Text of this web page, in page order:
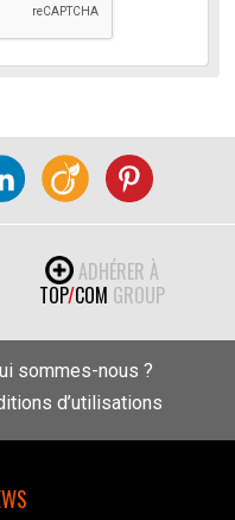
ADHÉRER À
TOP/COM GROUP
sommes-nous ?
d’utilisations